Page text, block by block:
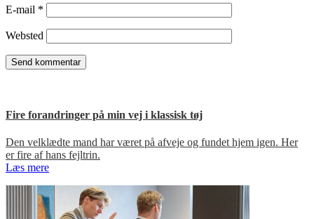
E-mail *
Websted
Fire forandringer på min vej i klassisk tøj
Den velklædte mand har været på afveje og fundet hjem igen. Her
er fire af hans fejltrin.
Læs mere